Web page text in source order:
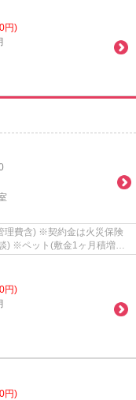
円)
理費含) ※契約金は火災保険
) ※ペット(敷金1ヶ月積増償
円)
円)